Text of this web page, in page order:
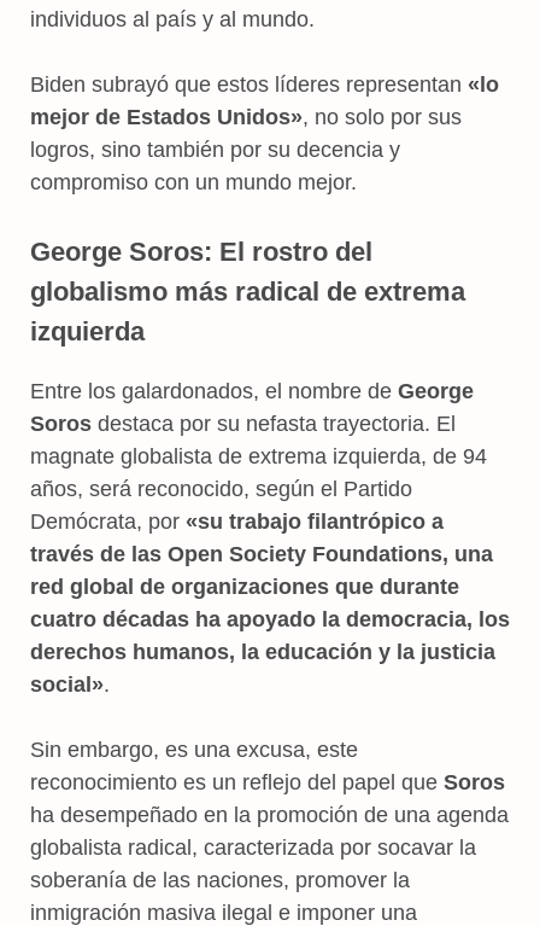
individuos al país y al mundo.
Biden subrayó que estos líderes representan «lo
mejor de Estados Unidos», no solo por sus
logros, sino también por su decencia y
compromiso con un mundo mejor.
George Soros: El rostro del
globalismo más radical de extrema
izquierda
Entre los galardonados, el nombre de George
Soros destaca por su nefasta trayectoria. El
magnate globalista de extrema izquierda, de 94
años, será reconocido, según el Partido
Demócrata, por «su trabajo filantrópico a
través de las Open Society Foundations, una
red global de organizaciones que durante
cuatro décadas ha apoyado la democracia, los
derechos humanos, la educación y la justicia
social».
Sin embargo, es una excusa, este
reconocimiento es un reflejo del papel que Soros
ha desempeñado en la promoción de una agenda
globalista radical, caracterizada por socavar la
soberanía de las naciones, promover la
inmigración masiva ilegal e imponer una